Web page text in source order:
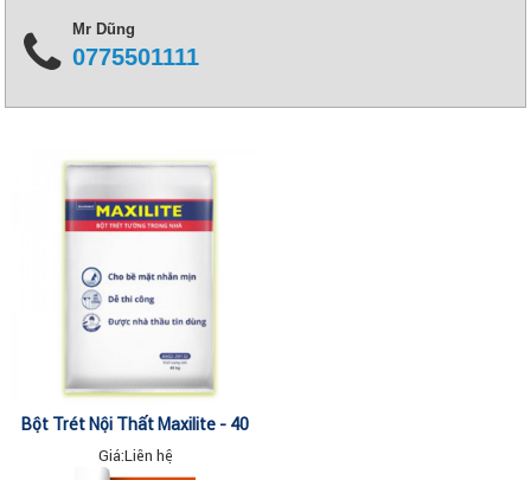
Mr Dũng
0775501111
Bột Trét Nội Thất Maxilite - 40
Kg
Giá:Liên hệ